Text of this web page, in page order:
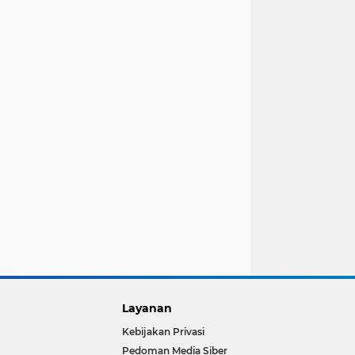
Layanan
Kebijakan Privasi
Pedoman Media Siber